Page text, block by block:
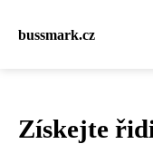
bussmark.cz
Získejte